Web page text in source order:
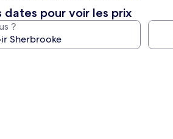
dates pour voir les prix
?